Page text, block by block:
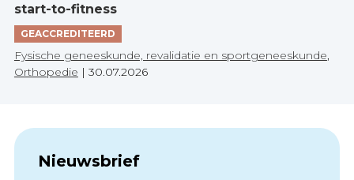
start-to-fitness
GEACCREDITEERD
Fysische geneeskunde, revalidatie en sportgeneeskunde
Orthopedie | 30.07.2026
Nieuwsbrief